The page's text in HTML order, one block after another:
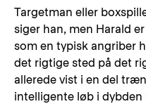
Targetman eller
siger han, men Harald
som en typisk angriber
det rigtige sted på det
allerede vist i en del
intelligente løb i dybden